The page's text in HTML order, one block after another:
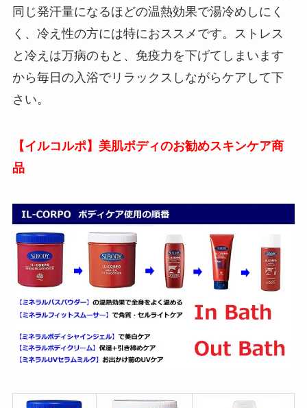
同じ発汗量になるほどの温熱効果で湯冷めしにく
く、冷え性の方には特におススメです。ストレス
と冷えは万病のもと、免疫力を下げてしまいます
から毎日の入浴でリラックスしながらケアして下
さい。
【イルコルポ】美肌ボディのお勧めスキンケア商
品